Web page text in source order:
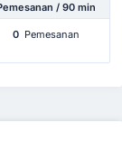
/ 90 min
0 Pemesanan